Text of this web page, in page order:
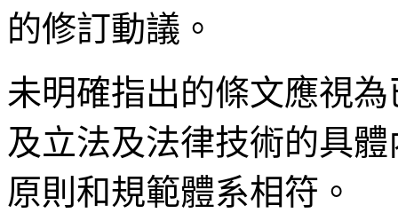
的修訂動議。
未明確指出的條文應視
及立法及法律技術的具
原則和規範體系相符。